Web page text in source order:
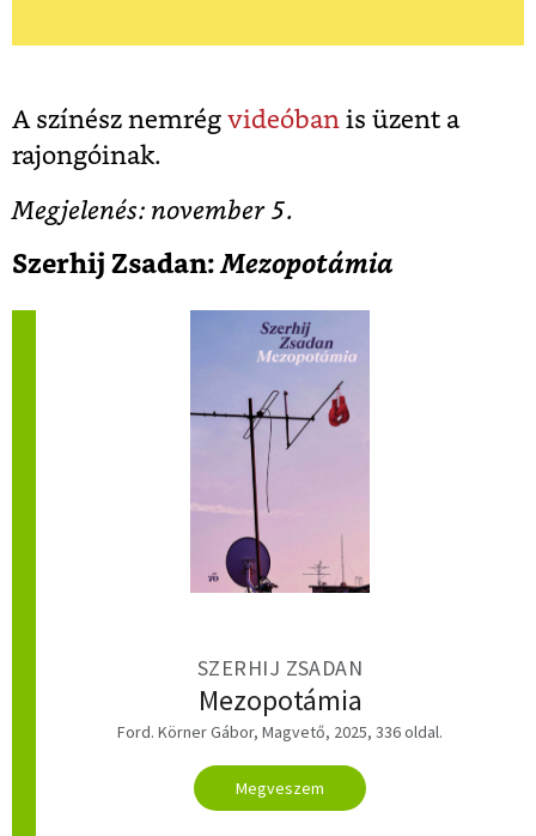
A színész nemrég videóban is üzent a
rajongóinak.
Megjelenés: november 5.
Szerhij Zsadan:Mezopotámia
SZERHIJ ZSADAN
Mezopotámia
Ford. Körner Gábor, Magvető, 2025, 336 oldal.
Megveszem